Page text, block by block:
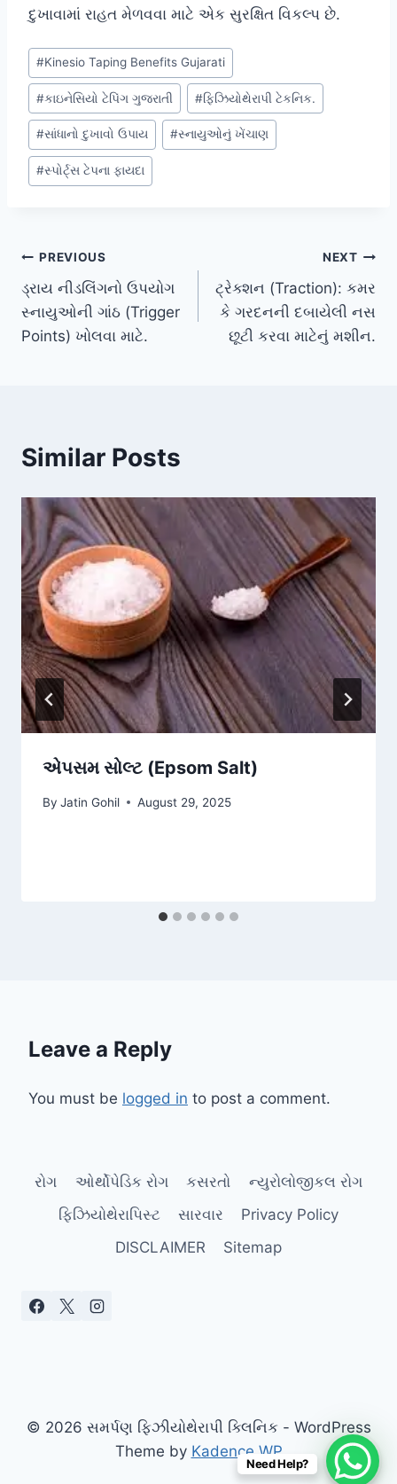
દુખાવામાં રાહત મેળવવા માટે એક સુરક્ષિત વિકલ્પ છે.
Post
Tags:
#Kinesio Taping Benefits Gujarati
#કાઇનેસિયો ટેપિંગ ગુજરાતી #ફિઝિયોથેરાપી ટેકનિક.
#સાંધાનો દુખાવો ઉપાય #સ્નાયુઓનું ખેંચાણ
#સ્પોર્ટ્સ ટેપના ફાયદા
Post
navigation
PREVIOUS
ડ્રાય નીડલિંગનો ઉપયોગ
સ્નાયુઓની ગાંઠ (Trigger
Points) ખોલવા માટે.
NEXT
ટ્રેક્શન (Traction): કમર
કે ગરદનની દબાયેલી નસ
છૂટી કરવા માટેનું મશીન.
Similar Posts
એપસમ સોલ્ટ (Epsom Salt)
By Jatin Gohil August 29, 2025
Leave a Reply
You must be logged in to post a comment.
રોગ ઓર્થોપેડિક રોગ કસરતો
ન્યુરોલોજીકલ રોગ
ફિઝિયોથેરાપિસ્ટ
સારવાર
Privacy Policy
DISCLAIMER
Sitemap
© 2026 સમર્પણ ફિઝીયોથેરાપી ક્લિનિક - WordPress
Theme by Kadence WP
Need Help?